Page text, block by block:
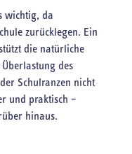
wichtig, da
zurücklegen. Ein
die natürliche
des
Schulranzen nicht
und praktisch –
hinaus.